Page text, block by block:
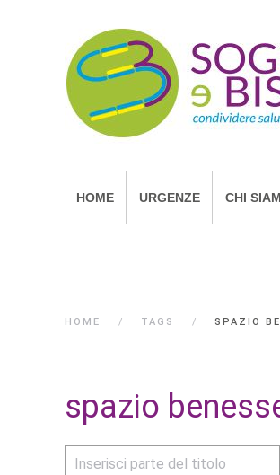
HOME URGENZE CHI
HOME TAGS SPAZIO
spazio
Inserisci parte del titolo